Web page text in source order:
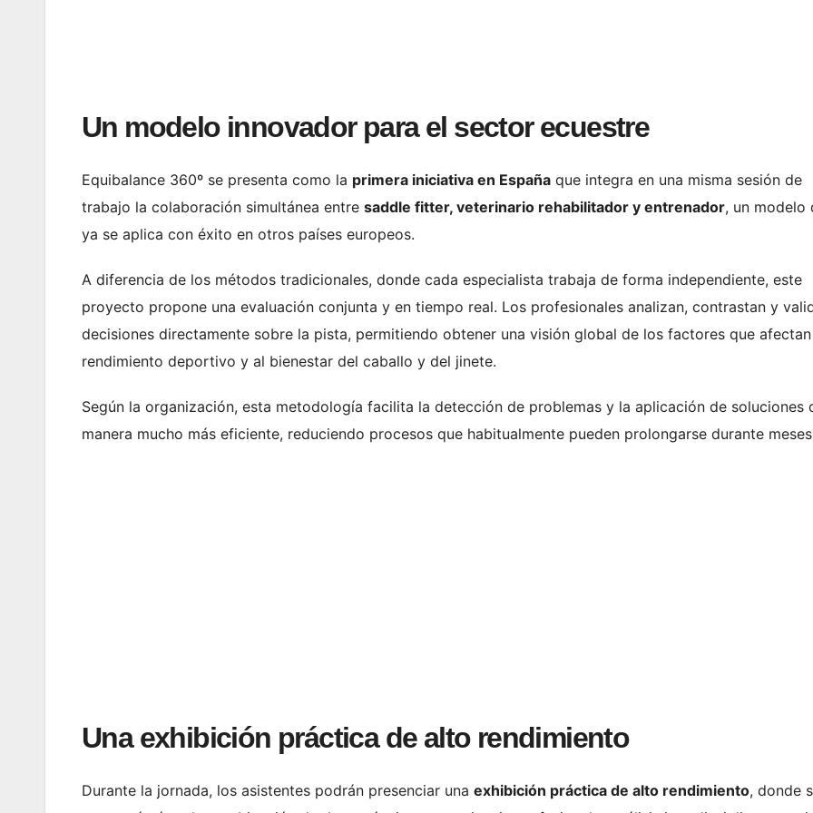
Un modelo innovador para el sector ecuestre
Equibalance 360º se presenta como la primera iniciativa en España que integra en una misma sesión de
trabajo la colaboración simultánea entre saddle fitter, veterinario rehabilitador y entrenador, un modelo
ya se aplica con éxito en otros países europeos.
A diferencia de los métodos tradicionales, donde cada especialista trabaja de forma independiente, este
proyecto propone una evaluación conjunta y en tiempo real. Los profesionales analizan, contrastan y
decisiones directamente sobre la pista, permitiendo obtener una visión global de los factores que
rendimiento deportivo y al bienestar del caballo y del jinete.
Según la organización, esta metodología facilita la detección de problemas y la aplicación de soluciones
manera mucho más eficiente, reduciendo procesos que habitualmente pueden prolongarse durante
Una exhibición práctica de alto rendimiento
Durante la jornada, los asistentes podrán presenciar una exhibición práctica de alto rendimiento, donde